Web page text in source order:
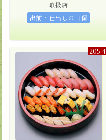
取扱店
出前・仕出しの山留
205-4